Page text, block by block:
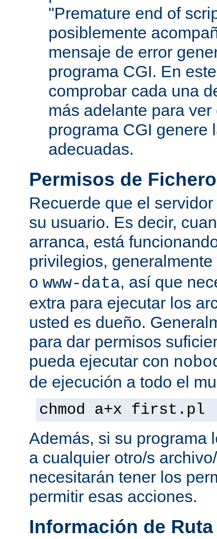
"Premature end of
posiblemente
mensaje de error
programa CGI. En
comprobar cada una
más adelante para
programa CGI genere
adecuadas.
Permisos de Fichero
Recuerde que el
su usuario. Es decir,
arranca, está
privilegios,
o www-data, así que
extra para ejecutar los
usted es dueño.
para dar permisos
pueda ejecutar con
de ejecución a todo el
chmod a+x first.pl
Además, si su programa
a cualquier otro/s
necesitarán tener los
permitir esas acciones.
Información de